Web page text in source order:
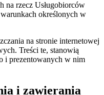
na rzecz Usługobiorców
określonych w
na stronie internetowej
Treści te, stanowią
i prezentowanych w nim
i zawierania